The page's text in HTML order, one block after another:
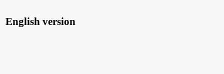
English version